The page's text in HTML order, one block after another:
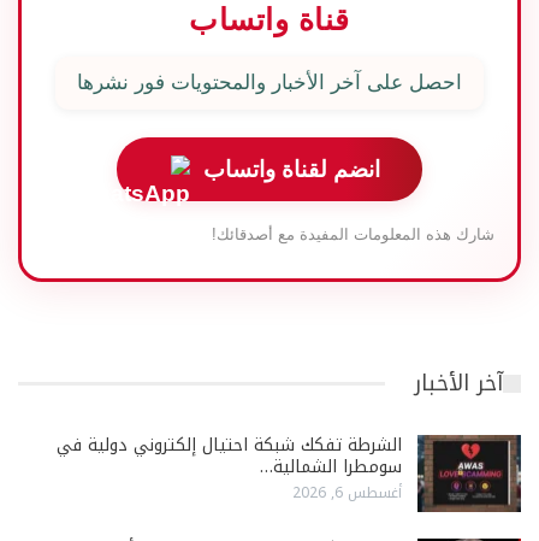
قناة واتساب
احصل على آخر الأخبار والمحتويات فور نشرها
انضم لقناة واتساب
شارك هذه المعلومات المفيدة مع أصدقائك!
آخر الأخبار
الشرطة تفكك شبكة احتيال إلكتروني دولية في
سومطرا الشمالية…
أغسطس 6, 2026